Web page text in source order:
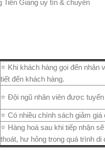
⭐ Khi khách hàng gọi đến
tiết đến khách hàng.
⭐ Đội ngũ nhân viên được
⭐ Có nhiều chính sách giảm
⭐ Hàng hoá sau khi tiếp nhận
thoát, hư hỏng trong quá trình di